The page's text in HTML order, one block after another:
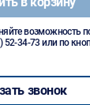
возможность
52-34-73 или по
звонок